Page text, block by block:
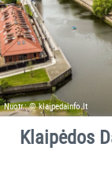
Klaipėdos
Nuotr.: © klaipedainfo.lt